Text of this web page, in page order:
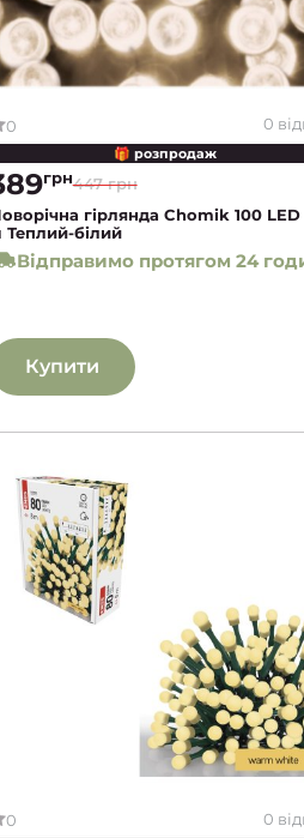
0 0
🎁 розпродаж
447 грн
грн
гірлянда Chomik 100 LED
Теплий-білий
Відправимо протягом 24
Купити
0 0